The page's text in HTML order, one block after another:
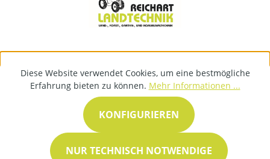
Diese Website verwendet Cookies, um eine bestmögliche
Erfahrung bieten zu können. Mehr Informationen ...
NUR TECHNISCH NOTWENDIGE
KONFIGURIEREN